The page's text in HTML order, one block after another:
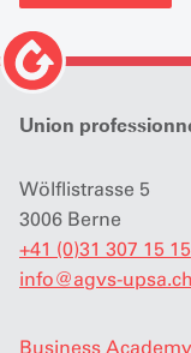
Union
Wölflistrasse 5
3006 Berne
+41 (0)31 307 15 15
info@agvs-upsa.ch
Business Academy